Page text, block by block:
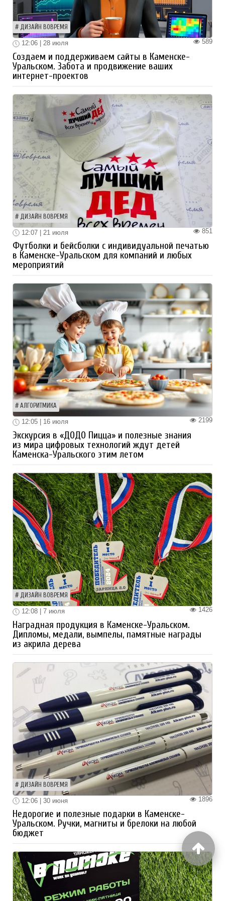
ДИЗАЙН ВОВРЕМЯ
589
12:06 | 28 июля
Создаем и поддерживаем сайты в Каменске-
Уральском. Забота и продвижение ваших
интернет-проектов
ДИЗАЙН ВОВРЕМЯ
851
12:07 | 21 июля
Футболки и бейсболки с индивидуальной печатью
в Каменске-Уральском для компаний и любых
мероприятий
АЛГОРИТМИКА
2199
12:05 | 16 июля
Экскурсия в «ДОДО Пицца» и полезные знания
из мира цифровых технологий ждут детей
Каменска-Уральского этим летом
ДИЗАЙН ВОВРЕМЯ
1426
12:08 | 7 июля
Наградная продукция в Каменске-Уральском.
Дипломы, медали, вымпелы, памятные награды
из акрила дерева
ДИЗАЙН ВОВРЕМЯ
1896
12:06 | 30 июня
Недорогие и полезные подарки в Каменске-
Уральском. Ручки, магниты и брелоки на любой
бюджет